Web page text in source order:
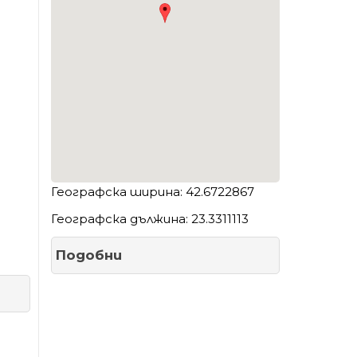
Географска ширина: 42.6722867
Географска дължина: 23.3311113
Подобни